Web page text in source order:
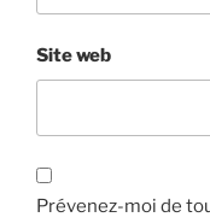
Site web
Prévenez-moi de